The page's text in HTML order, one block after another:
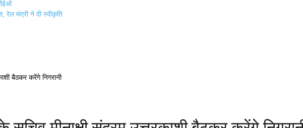
मंत्री ने दी स्वीकृति
बैठकर करेंगे निगरानी